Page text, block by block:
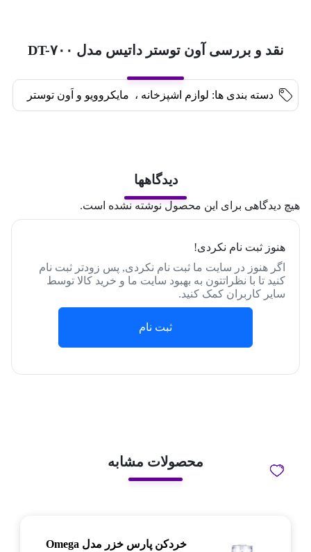
نقد و بررسی آون توستر داتیس مدل DT-۷۰۰
دسته بندی ها: لوازم اشپزخانه ، مایکروویو و اَون توستر
دیدگاهها
هیچ دیدگاهی برای این محصول نوشته نشده است.
هنوز ثبت نام نکردی!
اگر هنوز در سایت ما ثبت نام نکردی, پس زودتر ثبت نام
کنید تا با نظراتتون به بهبود سایت ما و خرید کالا توسط
سایر کاربران کمک کنید.
ثبت نام
محصولات مشابه
خردکن پارس خزر مدل Omega